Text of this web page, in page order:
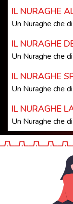
IL NURAGHE
Un Nuraghe che
IL NURAGHE
Un Nuraghe che
IL NURAGHE
Un Nuraghe che
IL NURAGHE
Un Nuraghe che